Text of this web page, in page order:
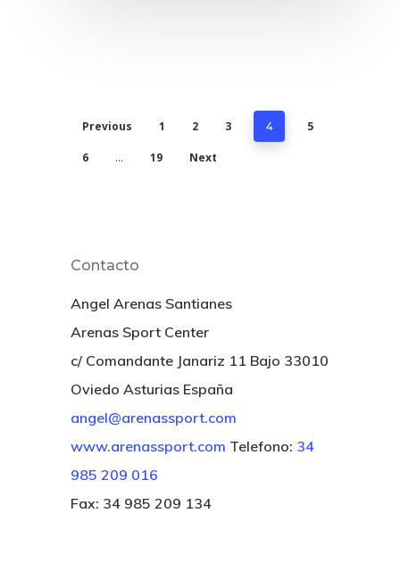
Previous 1 2 3 4 5
6 … 19 Next
Contacto
Angel Arenas Santianes
Arenas Sport Center
c/ Comandante Janariz 11 Bajo 33010
Oviedo Asturias España
angel@arenassport.com
www.arenassport.com Telefono: 34
985 209 016
Fax: 34 985 209 134